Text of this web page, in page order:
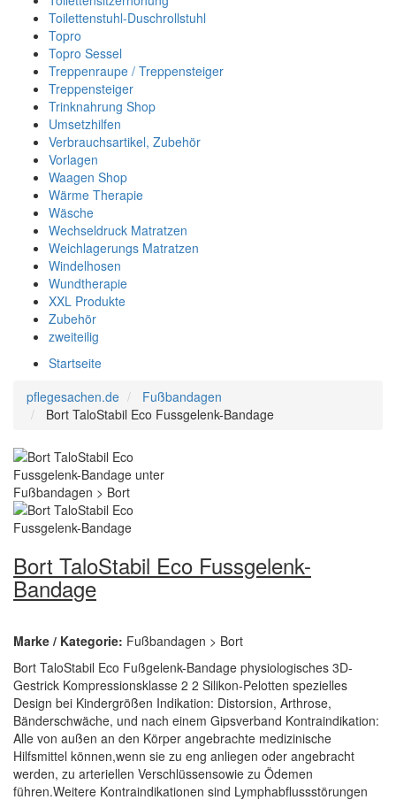
Toilettenstuhl-Duschrollstuhl
Topro
Topro Sessel
Treppenraupe / Treppensteiger
Treppensteiger
Trinknahrung Shop
Umsetzhilfen
Verbrauchsartikel, Zubehör
Vorlagen
Waagen Shop
Wärme Therapie
Wäsche
Wechseldruck Matratzen
Weichlagerungs Matratzen
Windelhosen
Wundtherapie
XXL Produkte
Zubehör
zweiteilig
Startseite
pflegesachen.de
Fußbandagen
Bort TaloStabil Eco Fussgelenk-Bandage
Bort TaloStabil Eco Fussgelenk-
Bandage
Marke / Kategorie: Fußbandagen > Bort
Bort TaloStabil Eco Fußgelenk-Bandage physiologisches 3D-
Gestrick Kompressionsklasse 2 2 Silikon-Pelotten spezielles
Design bei Kindergrößen Indikation: Distorsion, Arthrose,
Bänderschwäche, und nach einem Gipsverband Kontraindikation:
Alle von außen an den Körper angebrachte medizinische
Hilfsmittel können,wenn sie zu eng anliegen oder angebracht
werden, zu arteriellen Verschlüssensowie zu Ödemen
führen.Weitere Kontraindikationen sind Lymphabflussstörungen